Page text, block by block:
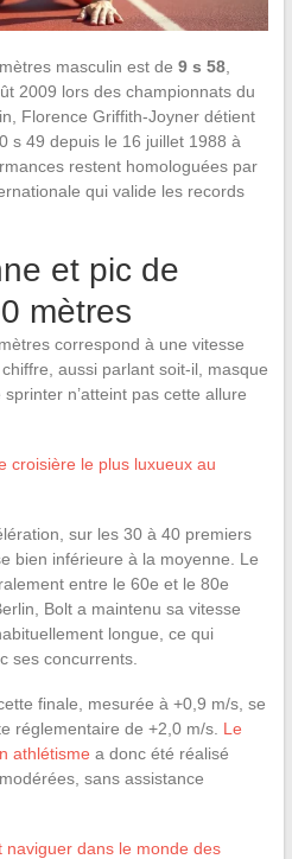
masculin est de 9 s 58,
2009 lors des championnats du
Florence Griffith-Joyner détient
s 49 depuis le 16 juillet 1988 à
restent homologuées par
qui valide les records
et pic de
mètres
correspond à une vitesse
aussi parlant soit-il, masque
n’atteint pas cette allure
croisière le plus luxueux au
sur les 30 à 40 premiers
bien inférieure à la moyenne. Le
entre le 60e et le 80e
Bolt a maintenu sa vitesse
longue, ce qui
ses concurrents.
finale, mesurée à +0,9 m/s, se
réglementaire de +2,0 m/s. Le
athlétisme a donc été réalisé
sans assistance
naviguer dans le monde des